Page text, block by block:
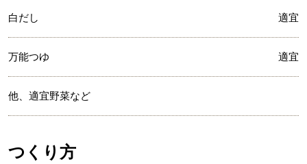
白だし 適宜
万能つゆ 適宜
他、適宜野菜など
つくり方